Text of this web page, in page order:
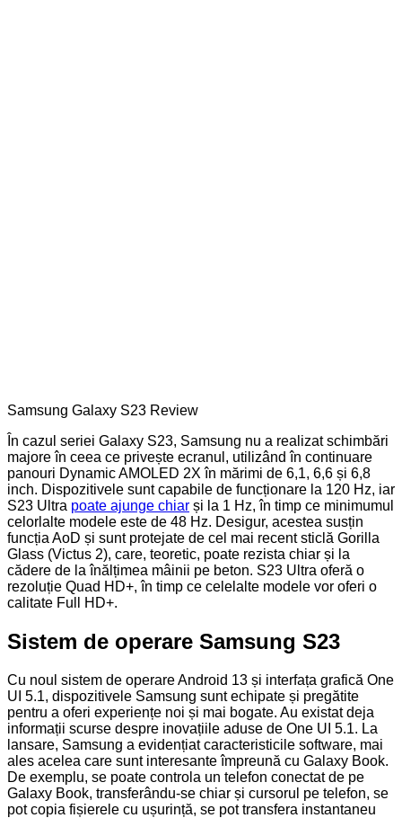
Samsung Galaxy S23 Review
În cazul seriei Galaxy S23, Samsung nu a realizat schimbări
majore în ceea ce privește ecranul, utilizând în continuare
panouri Dynamic AMOLED 2X în mărimi de 6,1, 6,6 și 6,8
inch. Dispozitivele sunt capabile de funcționare la 120 Hz, iar
S23 Ultra poate ajunge chiar și la 1 Hz, în timp ce minimumul
celorlalte modele este de 48 Hz. Desigur, acestea susțin
funcția AoD și sunt protejate de cel mai recent sticlă Gorilla
Glass (Victus 2), care, teoretic, poate rezista chiar și la
cădere de la înălțimea mâinii pe beton. S23 Ultra oferă o
rezoluție Quad HD+, în timp ce celelalte modele vor oferi o
calitate Full HD+.
Sistem de operare Samsung S23
Cu noul sistem de operare Android 13 și interfața grafică One
UI 5.1, dispozitivele Samsung sunt echipate și pregătite
pentru a oferi experiențe noi și mai bogate. Au existat deja
informații scurse despre inovațiile aduse de One UI 5.1. La
lansare, Samsung a evidențiat caracteristicile software, mai
ales acelea care sunt interesante împreună cu Galaxy Book.
De exemplu, se poate controla un telefon conectat de pe
Galaxy Book, transferându-se chiar și cursorul pe telefon, se
pot copia fișierele cu ușurință, se pot transfera instantaneu